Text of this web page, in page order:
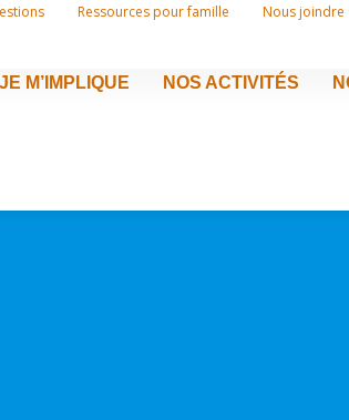
Ressources pour famille Nous joindre
JE M’IMPLIQUE NOS ACTIVITÉS